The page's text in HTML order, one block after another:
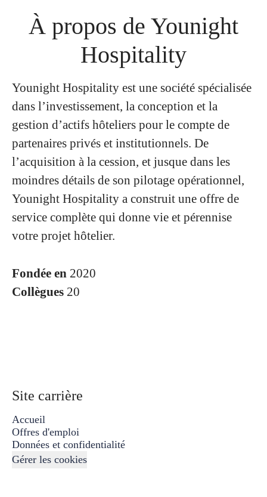
À propos de Younight
Hospitality
Younight Hospitality est une société spécialisée
dans l’investissement, la conception et la
gestion d’actifs hôteliers pour le compte de
partenaires privés et institutionnels. De
l’acquisition à la cession, et jusque dans les
moindres détails de son pilotage opérationnel,
Younight Hospitality a construit une offre de
service complète qui donne vie et pérennise
votre projet hôtelier.
Fondée en 2020
Collègues 20
Site carrière
Accueil
Offres d'emploi
Données et confidentialité
Gérer les cookies